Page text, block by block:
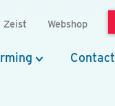
Zeist Webshop
Contact